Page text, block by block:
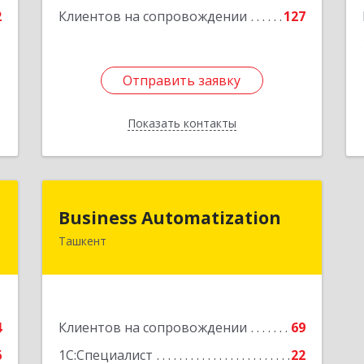
Клиентов на сопровождении 127
Отправить заявку
Показать контакты
Подробнее
Отправить заявку
Назад
Business Automatization
Ташкент
Клиентов на сопровождении
69
1С:Специалист
22
Узбекистан, г. Ташкент, Мирабадский